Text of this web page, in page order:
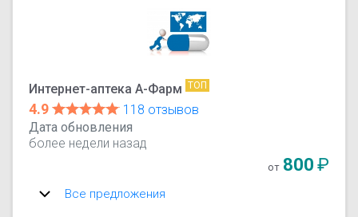
Интернет-аптека А-Фарм ТОП
4.9
118 отзывов
Дата обновления
более недели назад
от 800₽
Все предложения